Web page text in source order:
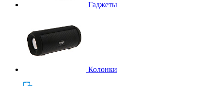
Гаджеты
Колонки